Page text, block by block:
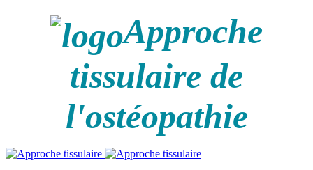
Approche
tissulaire de
l'ostéopathie